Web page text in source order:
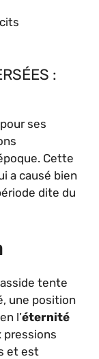
:
ses
Cette
a causé bien
dite du
tente
une position
l’éternité
pressions
et est